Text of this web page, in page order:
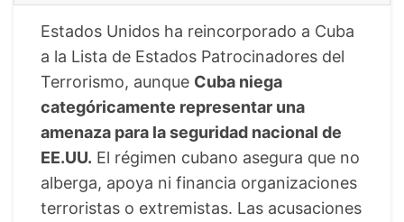
Estados Unidos ha reincorporado a Cuba
a la Lista de Estados Patrocinadores del
Terrorismo, aunque Cuba niega
categóricamente representar una
amenaza para la seguridad nacional de
EE.UU. El régimen cubano asegura que no
alberga, apoya ni financia organizaciones
terroristas o extremistas. Las acusaciones